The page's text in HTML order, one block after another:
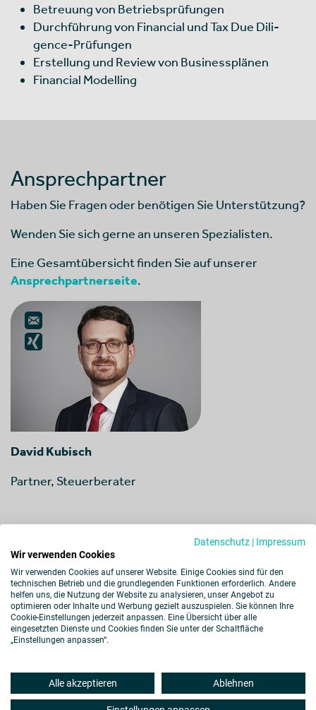
Betreuung von Betriebsprüfungen
Durch­füh­rung von Finan­cial und Tax Due Dili­
gence-Prü­fun­gen
Erstel­lung und Review von Busi­ness­plä­nen
Finan­cial Model­ling
Ansprechpartner
Haben Sie Fragen oder benötigen Sie Unterstützung?
Wenden Sie sich gerne an unseren Spezialisten.
Eine Gesamtübersicht finden Sie auf unserer
Ansprechpartnerseite.
David Kubisch
Partner, Steuerberater
Zum Profil
Barrierefreiheit
Hinweisgebersystem
Datenschutz | Impressum
Wir verwenden Cookies
Wir verwenden Cookies auf unserer Website. Einige Cookies sind für den
technischen Betrieb und die grundlegenden Funktionen erforderlich. Andere
helfen uns, die Nutzung der Website zu analysieren, unser Angebot zu
optimieren oder Inhalte und Werbung gezielt auszuspielen. Sie können Ihre
Cookie-Einstellungen jederzeit anpassen. Eine Übersicht über alle
eingesetzten Dienste und Cookies finden Sie unter der Schaltfläche
„Einstellungen anpassen“.
Alle akzeptieren Ablehnen